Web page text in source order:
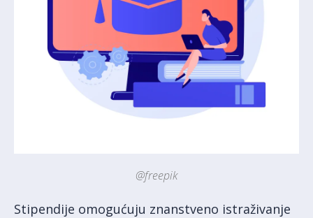
@freepik
Stipendije omogućuju znanstveno istraživanje